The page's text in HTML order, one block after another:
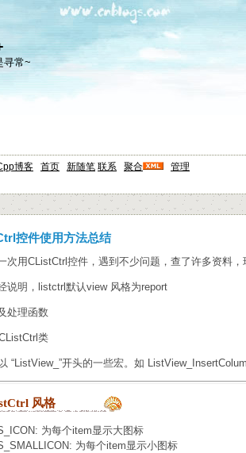
寻常~
博客 首页 新随笔 联系 聚合
管理
控件使用方法总结
次用CListCtrl控件，遇到不少问题，查了许多资料，
说明，listctrl默认view 风格为report
处理函数
类
“ListView_”开头的一些宏。如
风格
为每个item显示大图标
为每个item显示小图标